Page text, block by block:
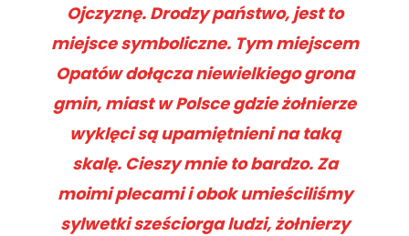
Ojczyznę. Drodzy państwo, jest to
miejsce symboliczne. Tym miejscem
Opatów dołącza niewielkiego grona
gmin, miast w Polsce gdzie żołnierze
wyklęci są upamiętnieni na taką
skalę. Cieszy mnie to bardzo. Za
moimi plecami i obok umieściliśmy
sylwetki sześciorga ludzi, żołnierzy